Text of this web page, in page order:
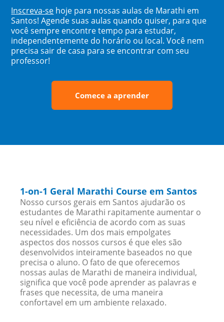
Inscreva-se hoje para nossas aulas de Marathi em
Santos! Agende suas aulas quando quiser, para que
você sempre encontre tempo para estudar,
independentemente do horário ou local. Você nem
precisa sair de casa para se encontrar com seu
professor!
Comece a aprender
1-on-1 Geral Marathi Course em Santos
Nosso cursos gerais em Santos ajudarão os
estudantes de Marathi rapitamente aumentar o
seu nível e eficiência de acordo com as suas
necessidades. Um dos mais empolgates
aspectos dos nossos cursos é que eles são
desenvolvidos inteiramente baseados no que
precisa o aluno. O fato de que oferecemos
nossas aulas de Marathi de maneira individual,
significa que você pode aprender as palavras e
frases que necessita, de uma maneira
confortavel em um ambiente relaxado.